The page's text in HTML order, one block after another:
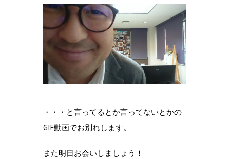
・・・と言ってるとか言ってないとかの
GIF動画でお別れします。
また明日お会いしましょう！